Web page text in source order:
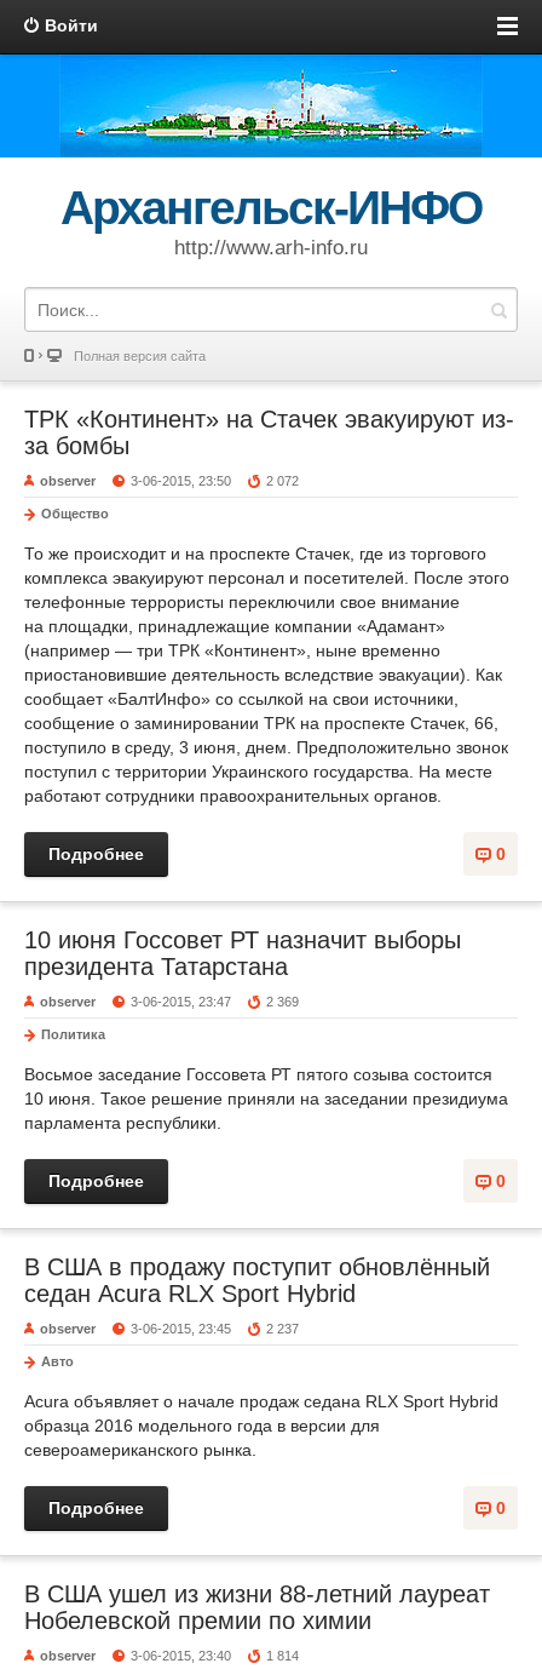
Войти
Архангельск-ИНФО
http://www.arh-info.ru
Полная версия сайта
ТРК «Континент» на Стачек эвакуируют из-
за бомбы
observer 3-06-2015, 23:50 2 072
Общество
То же происходит и на проспекте Стачек, где из торгового
комплекса эвакуируют персонал и посетителей. После этого
телефонные террористы переключили свое внимание
на площадки, принадлежащие компании «Адамант»
(например — три ТРК «Континент», ныне временно
приостановившие деятельность вследствие эвакуации). Как
сообщает «БалтИнфо» со ссылкой на свои источники,
сообщение о заминировании ТРК на проспекте Стачек, 66,
поступило в среду, 3 июня, днем. Предположительно звонок
поступил с территории Украинского государства. На месте
работают сотрудники правоохранительных органов.
0
Подробнее
10 июня Госсовет РТ назначит выборы
президента Татарстана
observer 3-06-2015, 23:47 2 369
Политика
Восьмое заседание Госсовета РТ пятого созыва состоится
10 июня. Такое решение приняли на заседании президиума
парламента республики.
0
Подробнее
В США в продажу поступит обновлённый
седан Acura RLX Sport Hybrid
observer 3-06-2015, 23:45 2 237
Авто
Acura объявляет о начале продаж седана RLX Sport Hybrid
образца 2016 модельного года в версии для
североамериканского рынка.
0
Подробнее
В США ушел из жизни 88-летний лауреат
Нобелевской премии по химии
observer 3-06-2015, 23:40 1 814